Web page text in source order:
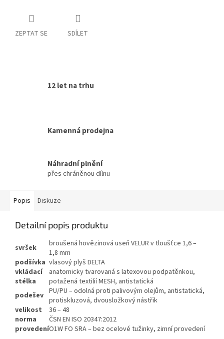
ZEPTAT SE SDÍLET
12 let na trhu
Kamenná prodejna
Náhradní plnění
přes chráněnou dílnu
Popis Diskuze
Detailní popis produktu
svršek
broušená hovězinová useň VELUR v tloušťce 1,6 –
1,8 mm
podšívka vlasový plyš DELTA
vkládací
stélka
anatomicky tvarovaná s latexovou podpatěnkou,
potažená textilií MESH, antistatická
podešev PU/PU – odolná proti palivovým olejům, antistatická,
protiskluzová, dvousložkový nástřik
velikost
36 – 48
norma
ČSN EN ISO 20347:2012
provedeníO1W FO SRA – bez ocelové tužinky, zimní provedení